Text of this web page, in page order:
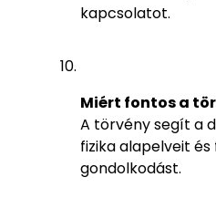
kapcsolatot.
Miért fontos a
A törvény segít a
fizika alapelveit
gondolkodást.